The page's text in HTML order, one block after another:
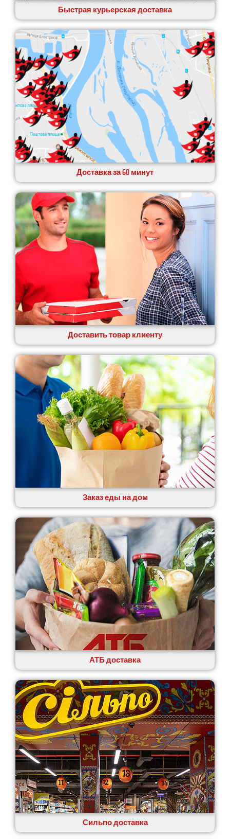
Быстрая курьерская доставка
Доставка за 60 минут
Доставить товар клиенту
Заказ еды на дом
АТБ доставка
Сильпо доставка